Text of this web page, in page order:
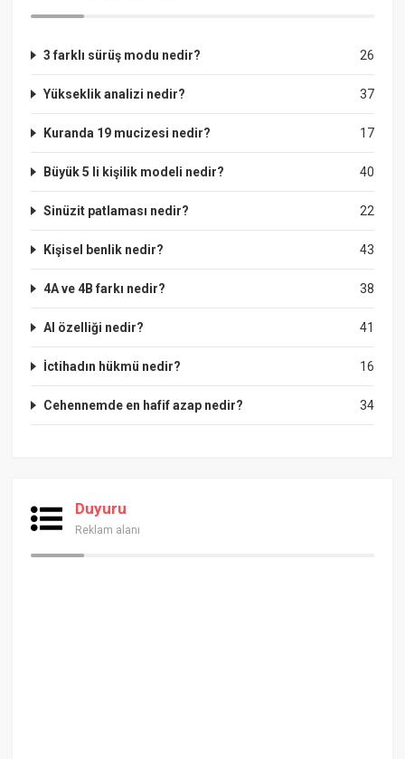
26
3 farklı sürüş modu nedir?
37
Yükseklik analizi nedir?
17
Kuranda 19 mucizesi nedir?
40
Büyük 5 li kişilik modeli nedir?
22
Sinüzit patlaması nedir?
43
Kişisel benlik nedir?
38
4A ve 4B farkı nedir?
41
Al özelliği nedir?
16
İctihadın hükmü nedir?
34
Cehennemde en hafif azap nedir?
Duyuru
Reklam alanı